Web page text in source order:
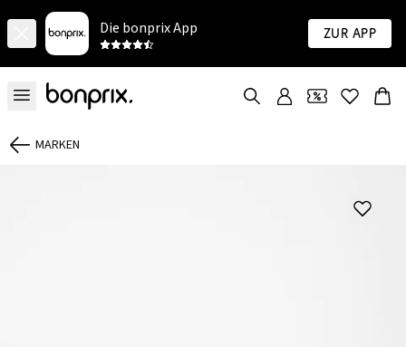
Die bonprix App Zur App
MARKEN